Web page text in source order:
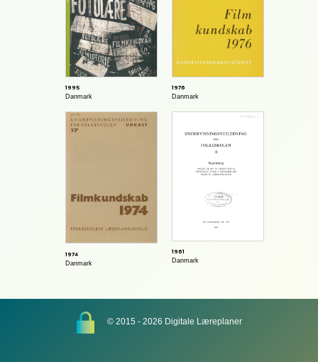
1995
Danmark
1976
Danmark
1974
Danmark
1961
Danmark
© 2015 - 2026 Digitale Læreplaner